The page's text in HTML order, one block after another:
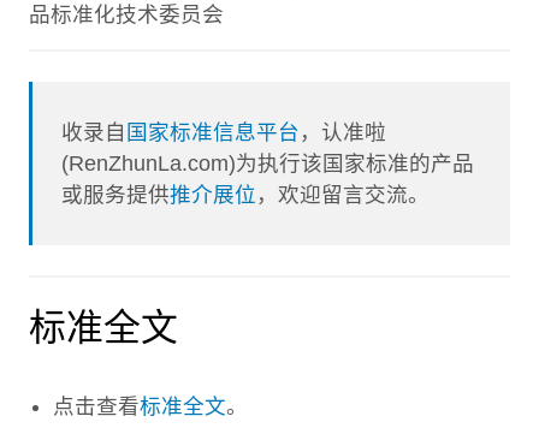
品标准化技术委员会
收录自 国家标准信息平台 ，认准啦
(RenZhunLa.com)为执行该国家标准的产品
或服务提供推介展位 ，欢迎留言交流。
标准全文
点击查看标准全文。